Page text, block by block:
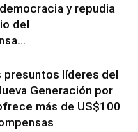
y repudia
del
presuntos líderes del
Generación por
más de US$100